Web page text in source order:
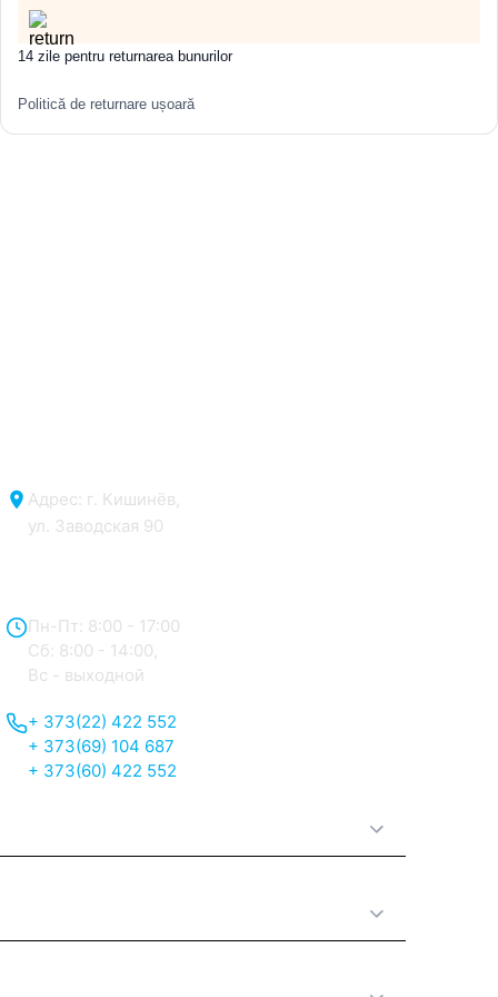
14 zile pentru returnarea bunurilor
Politică de returnare ușoară
Адрес: г. Кишинёв,
ул. Заводская 90
Пн-Пт: 8:00 - 17:00
Сб: 8:00 - 14:00,
Вс - выходной
+ 373(22) 422 552
+ 373(69) 104 687
+ 373(60) 422 552